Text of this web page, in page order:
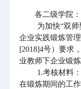
各二级学院：
为加快“双
企业实践锻炼管
[2018]4号）要求
业教师下企业锻炼
1.考核材料
在锻炼期间的工